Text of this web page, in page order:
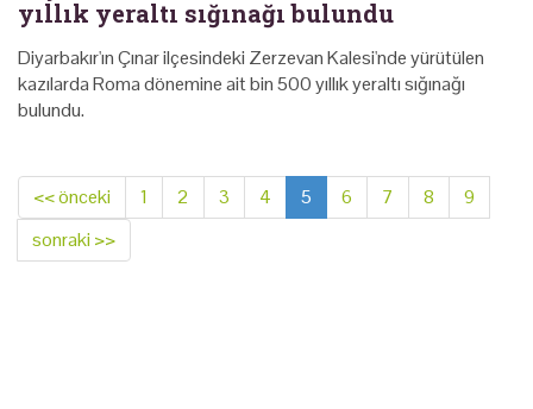
yıllık yeraltı sığınağı bulundu
Diyarbakır'ın Çınar ilçesindeki Zerzevan Kalesi'nde yürütülen
kazılarda Roma dönemine ait bin 500 yıllık yeraltı sığınağı
bulundu.
<< önceki 1 2 3 4 5 6 7 8
9
sonraki >>